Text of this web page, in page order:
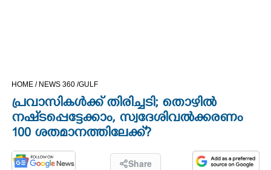
CINEMA
OPINION
PHOTOS
HOME / NEWS 360 /GULF
പ്രവാസികൾക്ക് തിരിച്ചടി; തൊഴിൽ
നഷ്‌ടപ്പെട്ടേക്കാം, സ്വദേശിവൽക്കരണം
100 ശതമാനത്തിലേക്ക്?
Share